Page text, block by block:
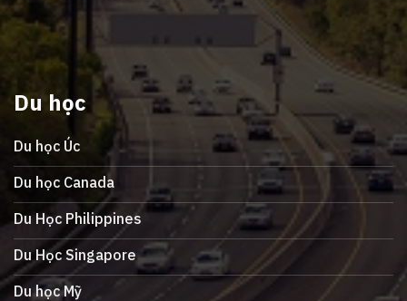
Du học
Du học Úc
Du học Canada
Du Học Philippines
Du Học Singapore
Du học Mỹ